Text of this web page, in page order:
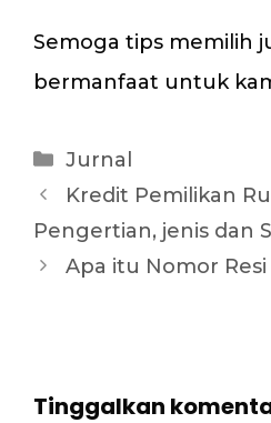
Semoga tips memilih
bermanfaat untuk
Kategori
Jurnal
Kredit Pemilikan
Pengertian, jenis dan
Apa itu Nomor
Tinggalkan